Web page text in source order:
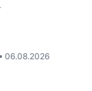
06.08.2026